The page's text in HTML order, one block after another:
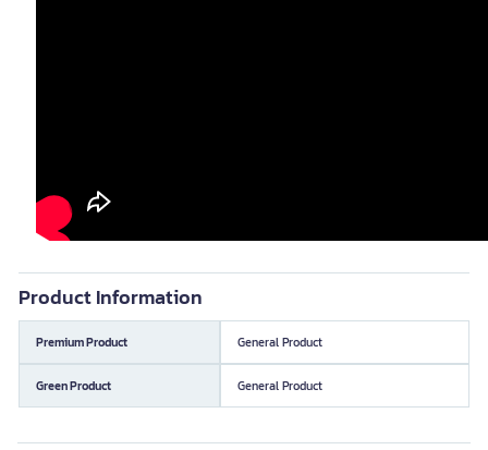
Product Information
Premium Product General Product
Green Product General Product